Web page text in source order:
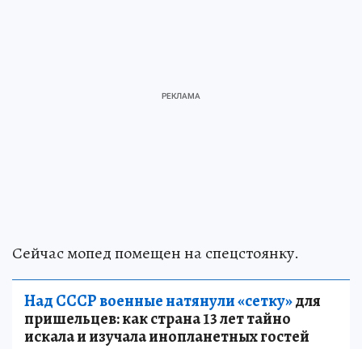
Сейчас мопед помещен на спецстоянку.
Над СССР военные натянули «сетку»для
пришельцев: как страна 13 лет тайно
искала и изучала инопланетных гостей